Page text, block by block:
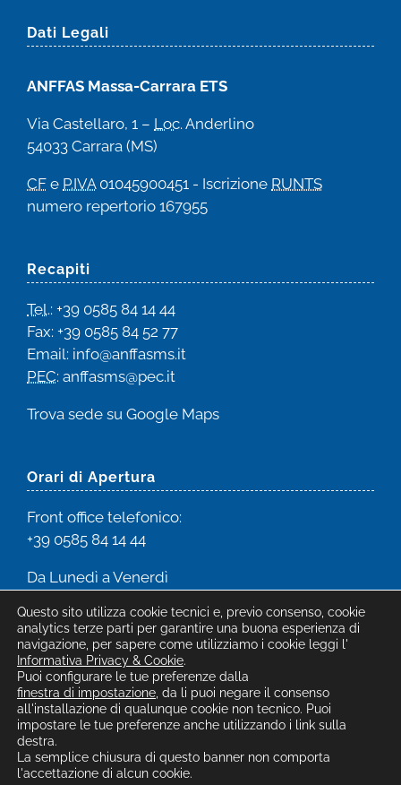
Dati Legali
ANFFAS Massa-Carrara ETS
Via Castellaro, 1 – Loc. Anderlino
54033 Carrara (MS)
CF e P.IVA01045900451 - Iscrizione RUNTS
numero repertorio 167955
Recapiti
Tel.: +39 0585 84 14 44
Fax: +39 0585 84 52 77
Email: info@anffasms.it
PEC: anffasms@pec.it
Trova sede su Google Maps
Orari di Apertura
Front office telefonico:
+39 0585 84 14 44
Da Lunedì a Venerdì
©2026 ANFFAS Massa-Carrara ETS -Privacy| Modifica
Questo sito utilizza cookie tecnici e, previo consenso, cookie
analytics terze parti per garantire una buona esperienza di
navigazione, per sapere come utilizziamo i cookie leggi l'
Informativa Privacy & Cookie.
Puoi configurare le tue preferenze dalla
finestra di impostazione , da li puoi negare il consenso
all'installazione di qualunque cookie non tecnico. Puoi
impostare le tue preferenze anche utilizzando i link sulla
destra.
La semplice chiusura di questo banner non comporta
l'accettazione di alcun cookie.